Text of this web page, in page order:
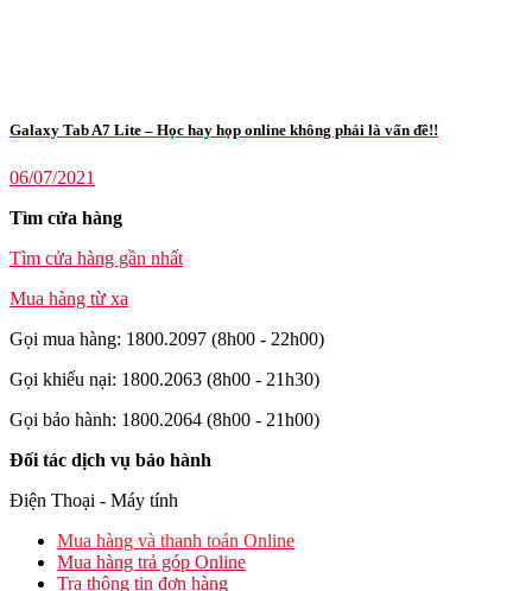
Galaxy Tab A7 Lite – Học hay họp online không phải là vấn đề!!
06/07/2021
Tìm cửa hàng
Tìm cửa hàng gần nhất
Mua hàng từ xa
Gọi mua hàng: 1800.2097 (8h00 - 22h00)
Gọi khiếu nại: 1800.2063 (8h00 - 21h30)
Gọi bảo hành: 1800.2064 (8h00 - 21h00)
Đối tác dịch vụ bảo hành
Điện Thoại - Máy tính
Mua hàng và thanh toán Online
Mua hàng trả góp Online
Tra thông tin đơn hàng